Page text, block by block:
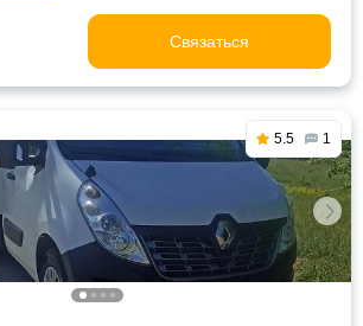
Связаться
5.5 1